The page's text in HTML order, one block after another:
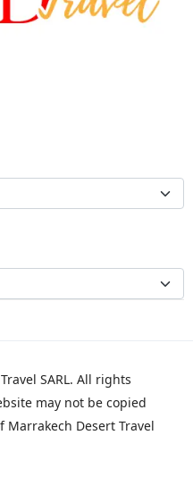
SARL. All rights
may not be copied
Desert Travel